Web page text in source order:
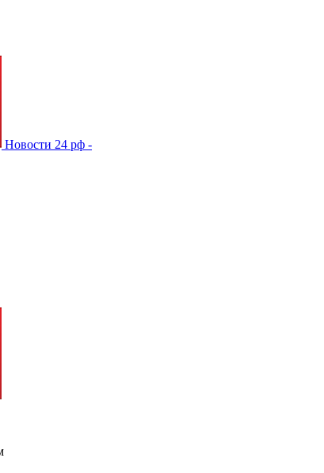
Новости 24 рф -